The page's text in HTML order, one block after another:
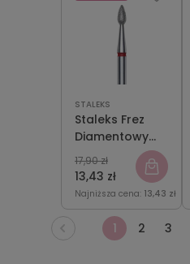
STALEKS
Staleks Frez
Diamentowy
Kropla
Czerwona
Expert 2,3 mm
13,43 zł
17,90 zł
Najniższa cena: 13,43 zł
1 2 3